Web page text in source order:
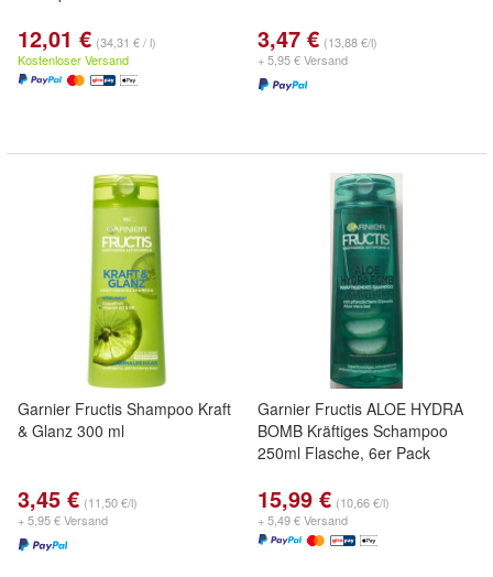
12,01 € (34,31 € / l)
Kostenloser Versand
3,47 € (13,88 €/l)
+ 5,95 € Versand
Garnier Fructis Shampoo Kraft
& Glanz 300 ml
3,45 € (11,50 €/l)
+ 5,95 € Versand
Garnier Fructis ALOE HYDRA
BOMB Kräftiges Schampoo
250ml Flasche, 6er Pack
15,99 € (10,66 €/l)
+ 5,49 € Versand